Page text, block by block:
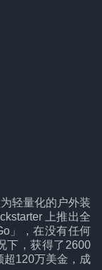
轻量化的户外装
上推出全
」，在没有任何
下，获得了2600
超120万美金，成